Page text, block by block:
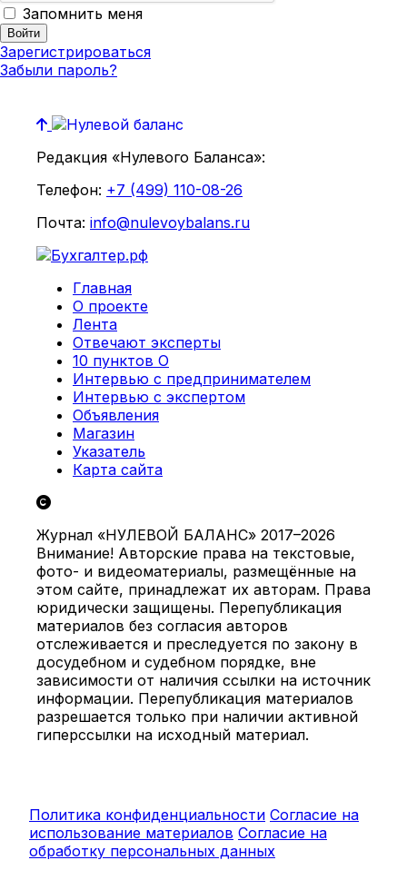
Запомнить меня
Зарегистрироваться
Забыли пароль?
Редакция «Нулевого Баланса»:
Телефон: +7 (499) 110-08-26
Почта: info@nulevoybalans.ru
Главная
О проекте
Лента
Отвечают эксперты
10 пунктов О
Интервью с предпринимателем
Интервью с экспертом
Объявления
Магазин
Указатель
Карта сайта
Журнал «НУЛЕВОЙ БАЛАНС» 2017–2026
Внимание! Авторские права на текстовые,
фото- и видеоматериалы, размещённые на
этом сайте, принадлежат их авторам. Права
юридически защищены. Перепубликация
материалов без согласия авторов
отслеживается и преследуется по закону в
досудебном и судебном порядке, вне
зависимости от наличия ссылки на источник
информации. Перепубликация материалов
разрешается только при наличии активной
гиперссылки на исходный материал.
Политика конфиденциальности Согласие на
использование материалов Согласие на
обработку персональных данных